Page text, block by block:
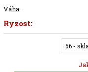
Váha:
Ryzost:
56 -